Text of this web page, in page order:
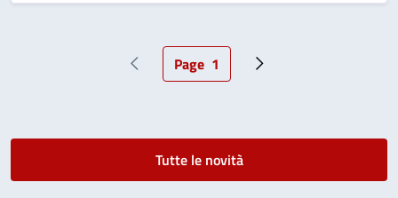
Pagina precedente
Pagina attuale
Page 1 Pagina successiva
Tutte le novità